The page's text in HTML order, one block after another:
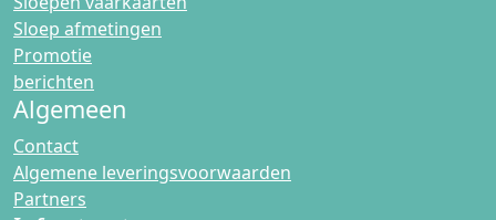
Sloep afmetingen
Promotie
berichten
Algemeen
Contact
Algemene leveringsvoorwaarden
Partners